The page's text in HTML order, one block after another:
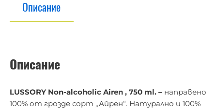
Описание
Описание
LUSSORY Non-alcoholic Airen , 750 ml. – направено
100% от грозде сорт „Айрен“. Натурално и 100%